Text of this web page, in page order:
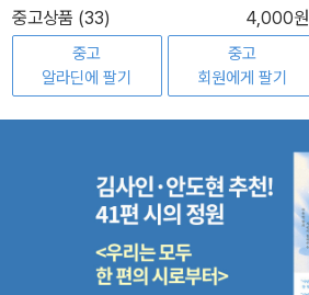
중고상품 (33)
4,000원
중고
알라딘에 팔기
중고
회원에게 팔기